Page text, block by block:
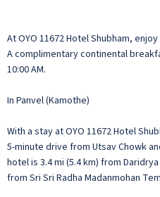
At OYO 11672 Hotel Shubham,
A complimentary continental
10:00 AM.
In Panvel (Kamothe)
With a stay at OYO 11672 Hotel
5-minute drive from Utsav Chowk
hotel is 3.4 mi (5.4 km) from
from Sri Sri Radha Madanmohan